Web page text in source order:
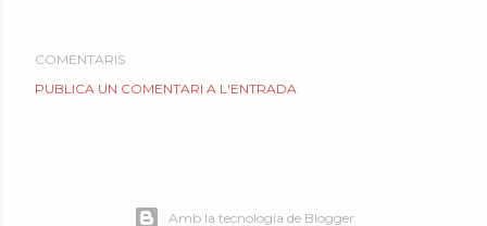
COMENTARIS
PUBLICA UN COMENTARI A L'ENTRADA
Amb la tecnologia de Blogger